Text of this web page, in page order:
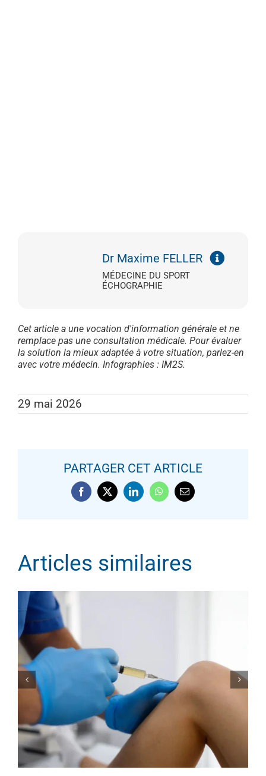
Dr Maxime FELLER
MÉDECINE DU SPORT
ÉCHOGRAPHIE
Cet article a une vocation d'information générale et ne
remplace pas une consultation médicale. Pour évaluer
la solution la mieux adaptée à votre situation, parlez-en
avec votre médecin. Infographies : IM2S.
29 mai 2026
PARTAGER CET ARTICLE
Facebook
X LinkedInWhatsApp
Email
Articles similaires
LES INJECTIONS DANS